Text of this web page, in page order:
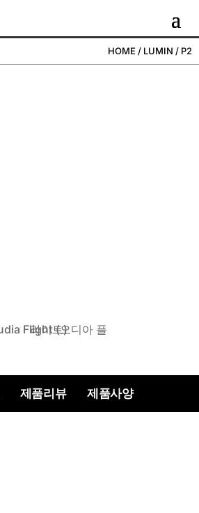
HOME / LUMIN / P2
제품리뷰 제품사양